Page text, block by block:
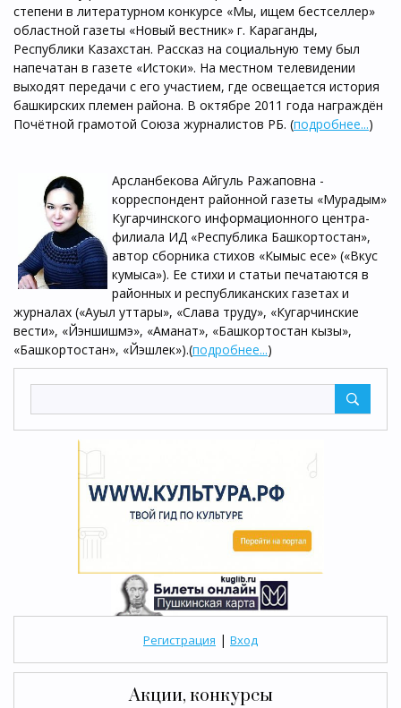
Регистрация | Вход
Акции, конкурсы
степени в литературном конкурсе «Мы, ищем бестселлер»
областной газеты «Новый вестник» г. Караганды,
Республики Казахстан. Рассказ на социальную тему был
напечатан в газете «Истоки». На местном телевидении
выходят передачи с его участием, где освещается история
башкирских племен района. В октябре 2011 года награждён
Почётной грамотой Союза журналистов РБ. (подробнее...)
Арсланбекова Айгуль Ражаповна -
корреспондент районной газеты «Мурадым»
Кугарчинского информационного центра-
филиала ИД «Республика Башкортостан»,
автор сборника стихов «Кымыс есе» («Вкус
кумыса»). Ее стихи и статьи печатаются в
районных и республиканских газетах и
журналах («Ауыл уттары», «Слава труду», «Кугарчинские
вести», «Йэншишмэ», «Аманат», «Башкортостан кызы»,
«Башкортостан», «Йэшлек»).(подробнее...)